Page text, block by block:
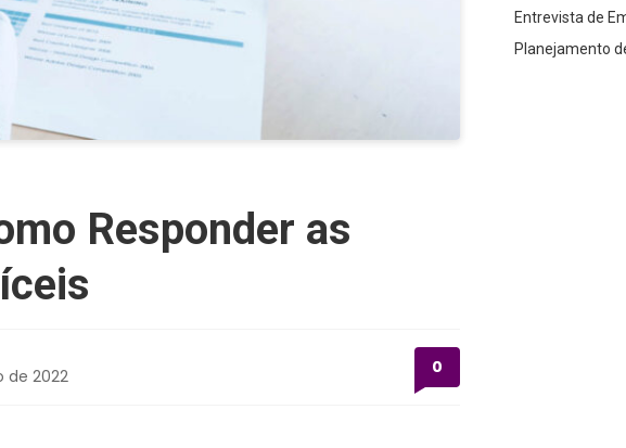
Responder as
de 2022 0
Entrevista de
Planejamento